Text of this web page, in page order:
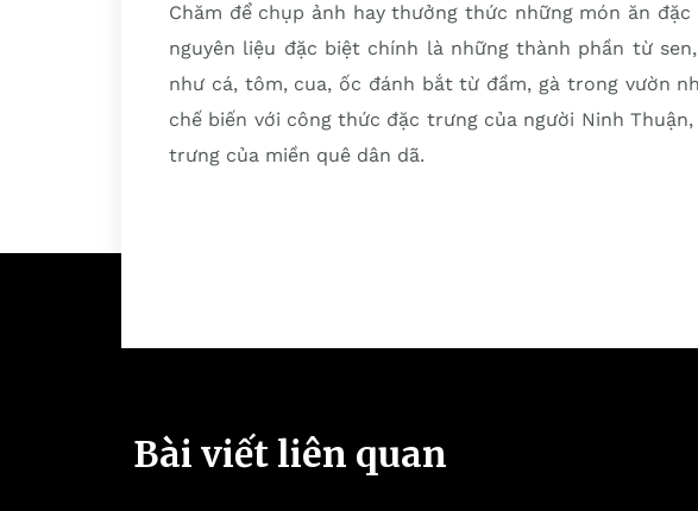
Chăm để chụp ảnh hay thưởng thức những món ăn đặc
nguyên liệu đặc biệt chính là những thành phần từ
như cá, tôm, cua, ốc đánh bắt từ đầm, gà trong vườn
chế biến với công thức đặc trưng của người Ninh
trưng của miền quê dân dã.
Bài viết liên quan